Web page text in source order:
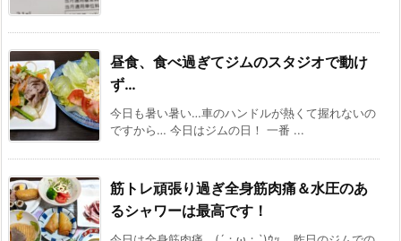
昼食、食べ過ぎてジムのスタジオで動け
ず…
今日も暑い暑い…車のハンドルが熱くて握れないの
ですから… 今日はジムの日！ 一番 ...
筋トレ頑張り過ぎ全身筋肉痛＆水圧のあ
るシャワーは最高です！